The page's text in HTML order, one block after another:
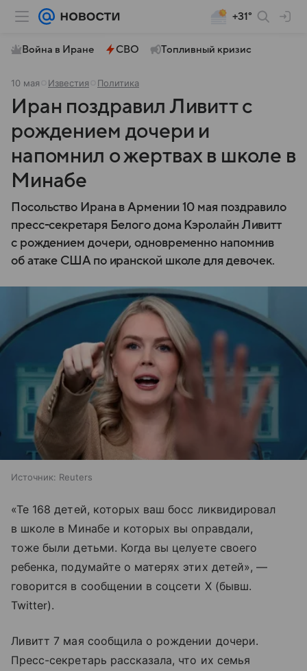
+31°
Война в Иране СВО Топливный кризис
10 мая Известия Политика
Иран поздравил Ливитт с
рождением дочери и
напомнил о жертвах в школе в
Минабе
Посольство Ирана в Армении 10 мая поздравило
пресс-секретаря Белого дома Кэролайн Ливитт
с рождением дочери, одновременно напомнив
об атаке США по иранской школе для девочек.
Источник: Reuters
«Те 168 детей, которых ваш босс ликвидировал
в школе в Минабе и которых вы оправдали,
тоже были детьми. Когда вы целуете своего
ребенка, подумайте о матерях этих детей», —
говорится в сообщении в соцсети Х (бывш.
Twitter).
Ливитт 7 мая сообщила о рождении дочери.
Пресс-секретарь рассказала, что их семья